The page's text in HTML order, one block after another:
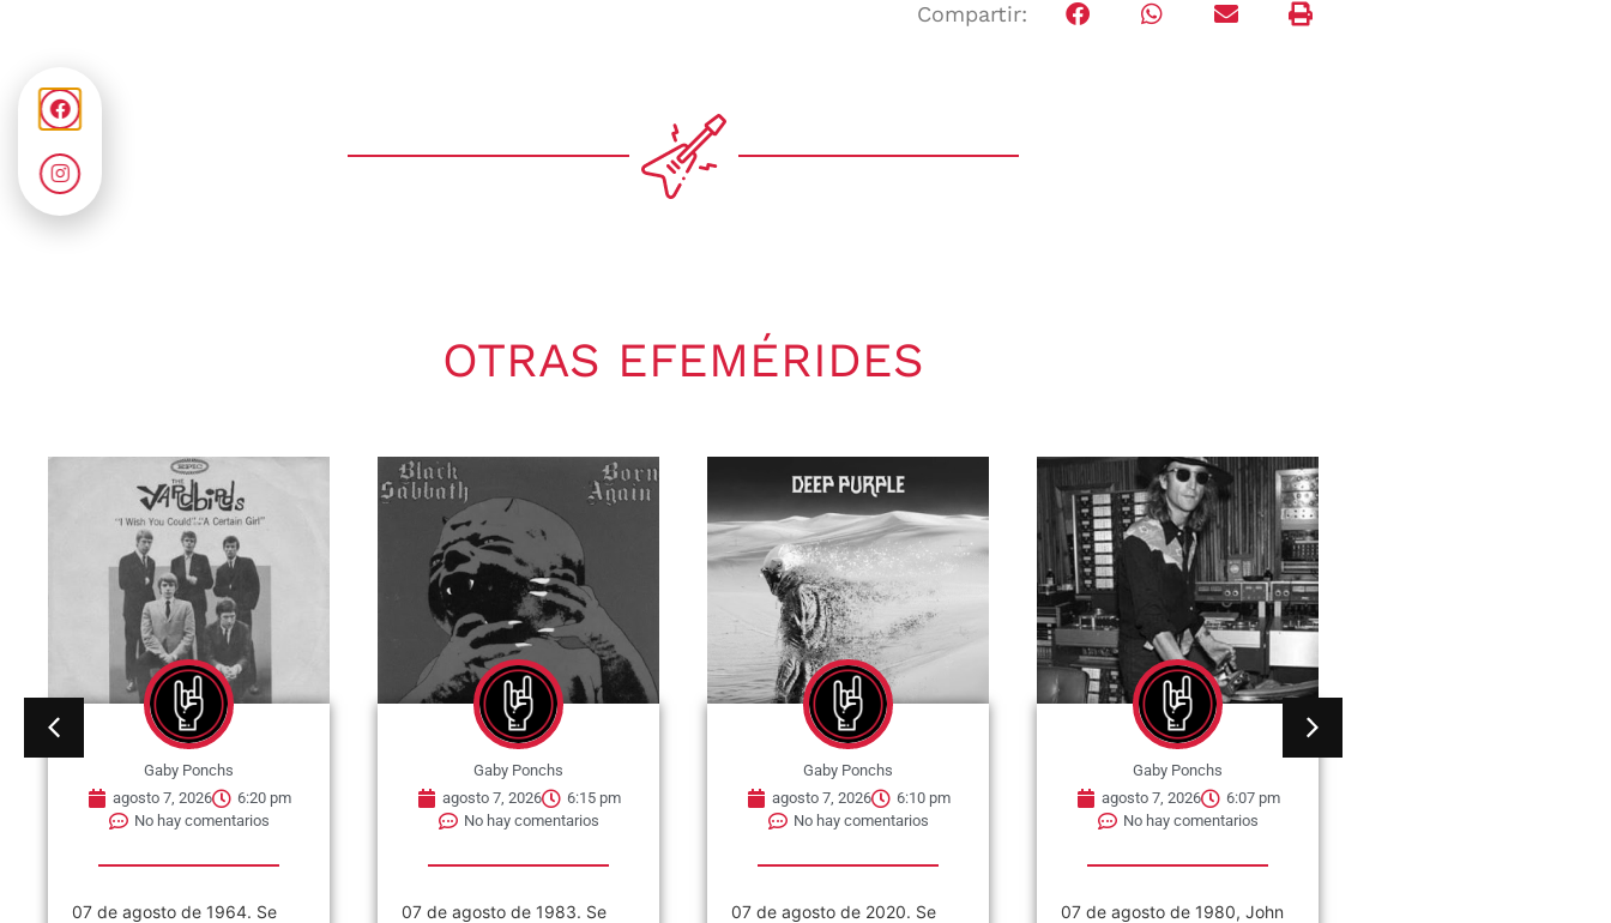
Compartir:
OTRAS EFEMÉRIDES
Gaby Ponchs
agosto 7, 2026
6:20 pm
No hay comentarios
07 de agosto de 1964. Se
Gaby Ponchs
agosto 7, 2026
6:15 pm
No hay comentarios
07 de agosto de 1983. Se
Gaby Ponchs
agosto 7, 2026
6:10 pm
No hay comentarios
07 de agosto de 2020. Se
Gaby Ponchs
agosto 7, 2026
6:07 pm
No hay comentarios
07 de agosto de 1980, John